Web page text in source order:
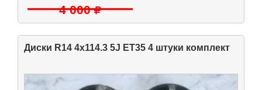
4 000
Диски R14 4x114.3 5J ET35 4 штуки комплект